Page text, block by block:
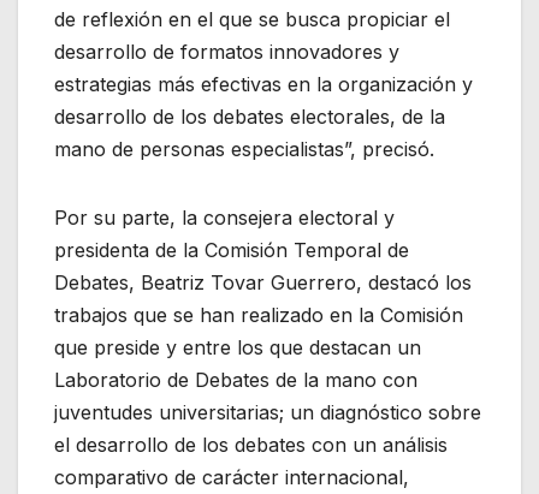
de reflexión en el que se busca propiciar el
desarrollo de formatos innovadores y
estrategias más efectivas en la organización y
desarrollo de los debates electorales, de la
mano de personas especialistas”, precisó.
Por su parte, la consejera electoral y
presidenta de la Comisión Temporal de
Debates, Beatriz Tovar Guerrero, destacó los
trabajos que se han realizado en la Comisión
que preside y entre los que destacan un
Laboratorio de Debates de la mano con
juventudes universitarias; un diagnóstico sobre
el desarrollo de los debates con un análisis
comparativo de carácter internacional,